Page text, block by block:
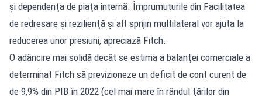
şi dependenţa de piaţa internă. Împrumuturile din Facilitatea
de redresare şi rezilienţă şi alt sprijin multilateral vor ajuta la
reducerea unor presiuni, apreciază Fitch.
O adâncire mai solidă decât se estima a balanţei comerciale a
determinat Fitch să previzioneze un deficit de cont curent de
de 9,9% din PIB în 2022 (cel mai mare în rândul ţărilor din